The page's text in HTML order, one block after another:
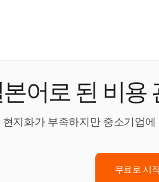
본어로 된 비용
지화가 부족하지만 중소기업
무료로 시